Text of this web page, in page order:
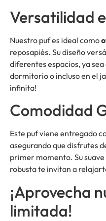
Versatilidad
Nuestro puf es ideal como
reposapiés. Su diseño
diferentes espacios, ya sea
dormitorio o incluso en el
infinita!
Comodidad
Este puf viene entregado
asegurando que disfrutes
primer momento. Su
robusta te invitan a
¡Aprovecha
limitada!